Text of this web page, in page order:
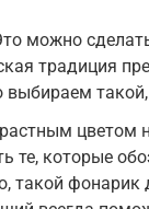
можно
традиция
цветом
те, которые
такой фонарик